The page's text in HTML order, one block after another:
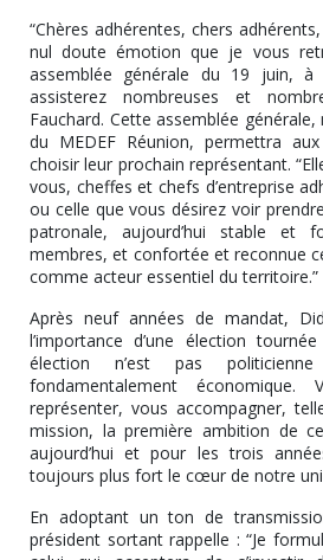
“Chères adhérentes, chers
nul doute émotion que je vous
assemblée générale du 19 juin, à
assisterez nombreuses et
Fauchard. Cette assemblée
du MEDEF Réunion, permettra
choisir leur prochain représentant.
vous, cheffes et chefs d’entreprise
ou celle que vous désirez voir
patronale, aujourd’hui stable et
membres, et confortée et reconnue
comme acteur essentiel du territoire.”
Après neuf années de mandat,
l’importance d’une élection
élection n’est pas
fondamentalement économique.
représenter, vous accompagner,
mission, la première ambition de
aujourd’hui et pour les trois
toujours plus fort le cœur de notre
En adoptant un ton de
président sortant rappelle : “Je